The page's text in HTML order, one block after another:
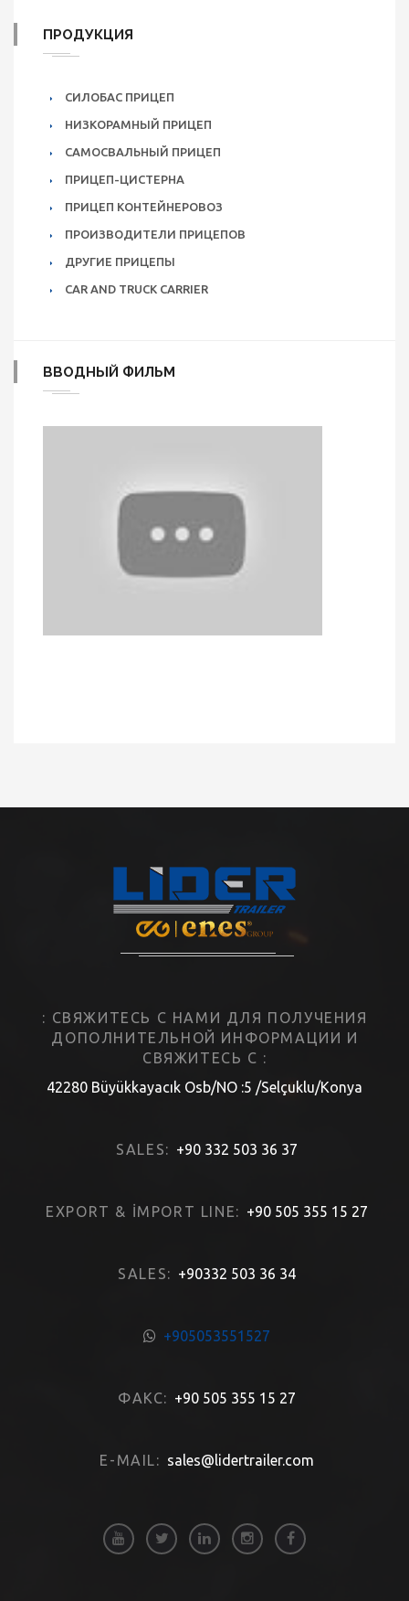
ПРОДУКЦИЯ
СИЛОБАС ПРИЦЕП
НИЗКОРАМНЫЙ ПРИЦЕП
САМОСВАЛЬНЫЙ ПРИЦЕП
ПРИЦЕП-ЦИСТЕРНА
ПРИЦЕП КОНТЕЙНЕРОВОЗ
ПРОИЗВОДИТЕЛИ ПРИЦЕПОВ
ДРУГИЕ ПРИЦЕПЫ
CAR AND TRUCK CARRIER
ВВОДНЫЙ ФИЛЬМ
: СВЯЖИТЕСЬ С НАМИ ДЛЯ ПОЛУЧЕНИЯ
ДОПОЛНИТЕЛЬНОЙ ИНФОРМАЦИИ И
СВЯЖИТЕСЬ С :
42280 Büyükkayacık Osb/NO :5 /Selçuklu/Konya
SALES: +90 332 503 36 37
EXPORT & İMPORT LINE: +90 505 355 15 27
SALES: +90332 503 36 34
+905053551527
ФАКС: +90 505 355 15 27
E-MAIL: sales@lidertrailer.com